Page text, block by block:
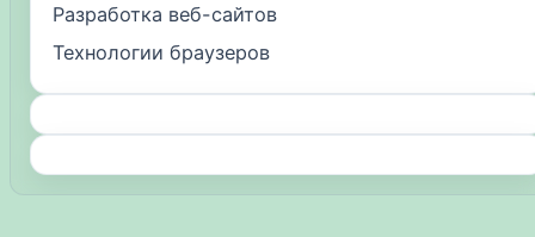
Разработка веб-сайтов
Технологии браузеров